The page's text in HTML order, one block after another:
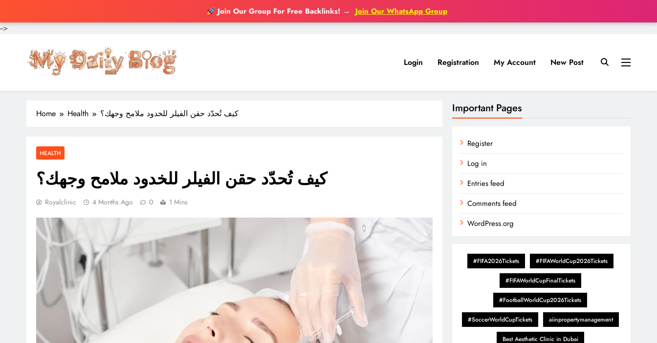
Join Our Group For Free Backlinks! → Join Our WhatsApp Group
-->
Login Registration My Account New Post
Home Health كيف تُحدّد حقن الفيلر للخدود ملامح وجهك؟
HEALTH
كيف تُحدّد حقن الفيلر للخدود ملامح وجهك؟
Royalclinic 4 Months Ago 0 1 Mins
Important Pages
Register
Log in
Entries feed
Comments feed
WordPress.org
#FIFA2026Tickets #FIFAWorldCup2026Tickets
#FIFAWorldCupFinalTickets
#FootballWorldCup2026Tickets
#SoccerWorldCupTickets aiinpropertymanagement
Best Aesthetic Clinic in Dubai